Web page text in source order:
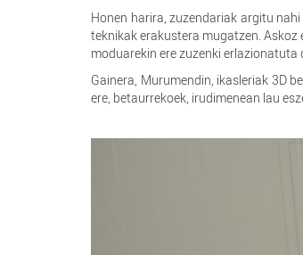
Honen harira, zuzendariak argitu
teknikak erakustera mugatzen.
moduarekin ere zuzenki erlazionatuta
Gainera, Murumendin, ikasleriak 3D
ere, betaurrekoek, irudimenean lau